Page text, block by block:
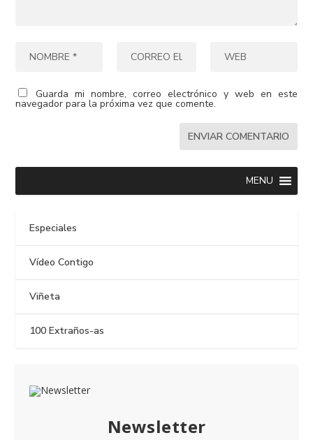
Guarda mi nombre, correo electrónico y web en este
navegador para la próxima vez que comente.
MENU
Especiales
Vídeo Contigo
Viñeta
100 Extraños-as
Newsletter